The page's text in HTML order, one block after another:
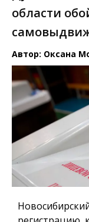
области
Автор: Оксана